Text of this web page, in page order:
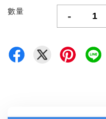
數量 -